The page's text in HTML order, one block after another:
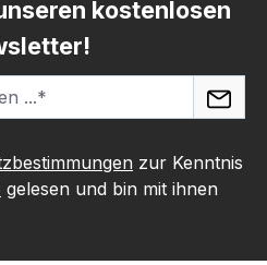
kostenlosen
zur Kenntnis
gelesen und bin mit ihnen